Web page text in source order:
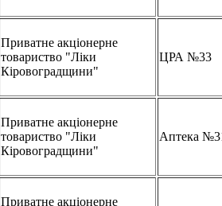
Приватне акціонерне
товариство "Ліки
Кіровоградщини"
ЦРА №33
Приватне акціонерне
товариство "Ліки
Кіровоградщини"
Аптека
Приватне акціонерне